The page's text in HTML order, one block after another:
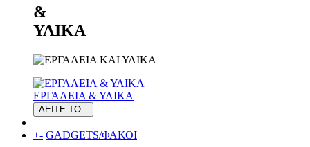
&
ΥΛΙΚΑ
ΕΡΓΑΛΕΙΑ & ΥΛΙΚΑ
ΔΕΙΤΕ ΤΟ
+- GADGETS/ΦΑΚΟΙ